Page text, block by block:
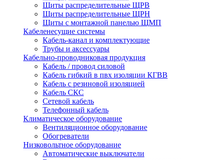
Щиты распределительные ЩРВ
Щиты распределительные ЩРН
Щиты с монтажной панелью ЩМП
Кабеленесущие системы
Кабель-канал и комплектующие
Трубы и аксессуары
Кабельно-проводниковая продукция
Кабель / провод силовой
Кабель гибкий в пвх изоляции КГВВ
Кабель с резиновой изоляцией
Кабель СКС
Сетевой кабель
Телефонный кабель
Климатическое оборудование
Вентиляционное оборудование
Обогреватели
Низковольтное оборудование
Автоматические выключатели